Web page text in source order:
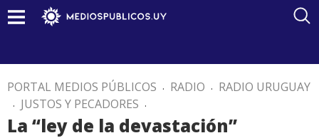
PORTAL MEDIOS PÚBLICOS . RADIO . RADIO URUGUAY
. JUSTOS Y PECADORES .
La “ley de la devastación”